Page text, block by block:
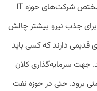
مهرانی اما چالش‌های نیروی انسانی را مختص شرکت‌های حوزه IT
جذب نیرو بیشتر چالش
قدیمی دارند که کسی باید
جهت سرمایه‌گذاری کلان
برود. حتی در حوزه نفت